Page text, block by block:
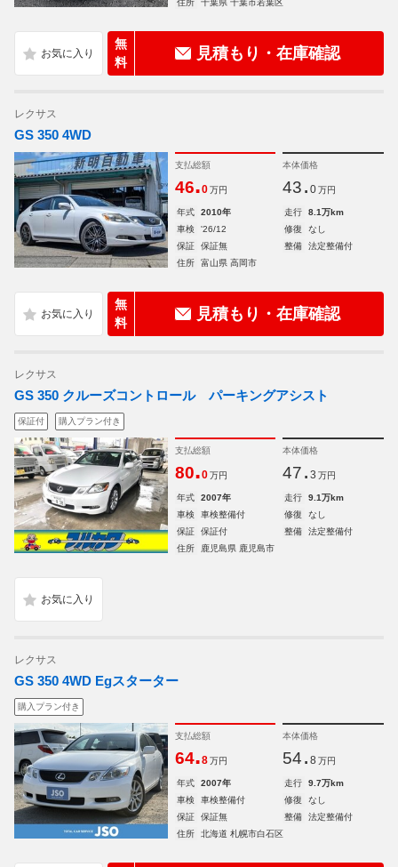
住所
千葉県 千葉市若葉区
無
料
見積もり・在庫確認
レクサス
GS 350 4WD
支払総額
46.0 万円
本体価格
43. 0 万円
年式 2010年 走行
8.1万km
車検
'26/12 修復
なし
保証
保証無 整備
法定整備付
住所
富山県 高岡市
無
料
見積もり・在庫確認
レクサス
GS 350 クルーズコントロール パーキングアシスト
保証付 購入プラン付き
支払総額
80.0 万円
本体価格
47. 3 万円
年式 2007年 走行
9.1万km
車検
車検整備付 修復
なし
保証
保証付 整備
法定整備付
住所
鹿児島県 鹿児島市
レクサス
GS 350 4WD Egスターター
購入プラン付き
支払総額
64.8 万円
本体価格
54. 8 万円
年式 2007年 走行
9.7万km
車検
車検整備付 修復
なし
保証
保証無 整備
法定整備付
住所
北海道 札幌市白石区